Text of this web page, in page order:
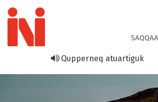
SAQQAA
Qupperneq atuartiguk